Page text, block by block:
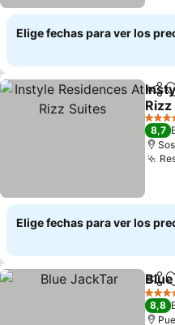
Elige fechas para ver los
4
8,7
Elige fechas para ver los
4
8,8